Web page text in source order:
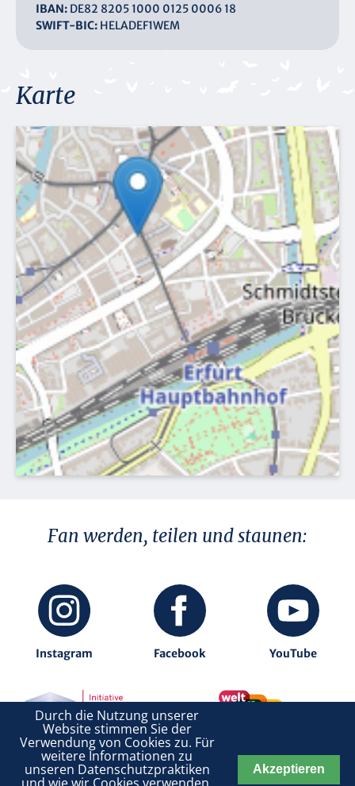
IBAN: DE82 8205 1000 0125 0006 18
SWIFT-BIC: HELADEF1WEM
Karte
Fan werden, teilen und staunen:
Instagram Facebook YouTube
.
DATENSCHUTZ IMPRESSUM
Durch die Nutzung unserer
Website stimmen Sie der
Verwendung von Cookies zu. Für
weitere Informationen zu
unseren Datenschutzpraktiken Akzeptieren